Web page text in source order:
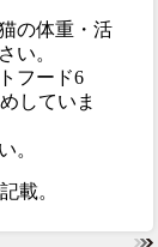
の体重・活
い。
フード6
していま
。
載。